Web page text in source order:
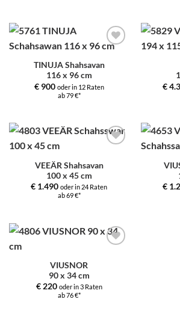
hinzufügen
TINUJA Shahsavan
116 x 96 cm
€900 oder in 12 Raten
ab 79 €*
€
hinzufügen
VEEÄR Shahsavan
100 x 45 cm
€ 1.490 oder in 24 Raten
ab 69 €*
€
hinzufügen
VIUSNOR
90 x 34 cm
€220 oder in 3 Raten
ab 76 €*